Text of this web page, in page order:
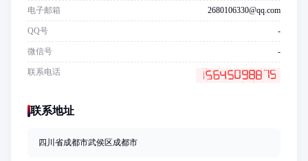
电子邮箱 2680106330@qq.com
QQ号 -
微信号 -
联系电话
联系地址
四川省成都市武侯区成都市